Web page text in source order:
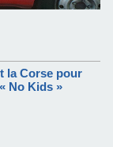
la Corse pour
No Kids »